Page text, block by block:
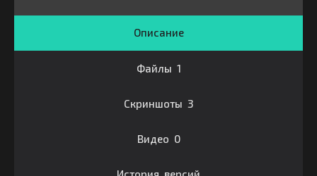
Описание
Файлы 1
Скриншоты 3
Видео 0